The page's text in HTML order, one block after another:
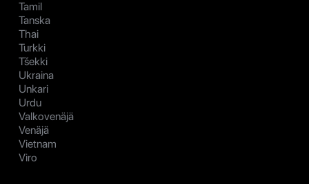
Tamil
Tanska
Thai
Turkki
Tšekki
Ukraina
Unkari
Urdu
Valkovenäjä
Venäjä
Vietnam
Viro